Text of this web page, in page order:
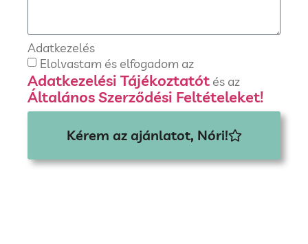
Adatkezelés
Elolvastam és elfogadom az
Adatkezelési Tájékoztatót és az
Általános Szerződési Feltételeket!
Kérem az ajánlatot, Nóri!